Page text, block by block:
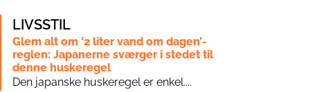
LIVSSTIL
Glem alt om ‘2 liter vand om dagen’-
reglen: Japanerne sværger i stedet til
denne huskeregel
Den japanske huskeregel er enkel....